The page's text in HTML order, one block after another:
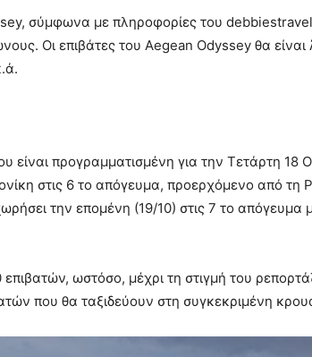
σύμφωνα με πληροφορίες του
Οι επιβάτες του Aegean Odyssey θα είναι
είναι προγραμματισμένη για την Τετάρτη 18
στις 6 το απόγευμα, προερχόμενο από τη
την επομένη (19/10) στις 7 το απόγευμα
ωστόσο, μέχρι τη στιγμή του
που θα ταξιδεύουν στη συγκεκριμένη